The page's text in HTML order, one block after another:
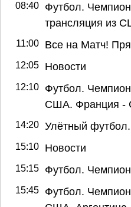
08:40
Футбол.
трансляция из
11:00 Все на Матч!
12:05 Новости
12:10
Футбол.
США. Франция -
14:20 Улётный
15:10 Новости
15:15 Футбол.
15:45
Футбол.